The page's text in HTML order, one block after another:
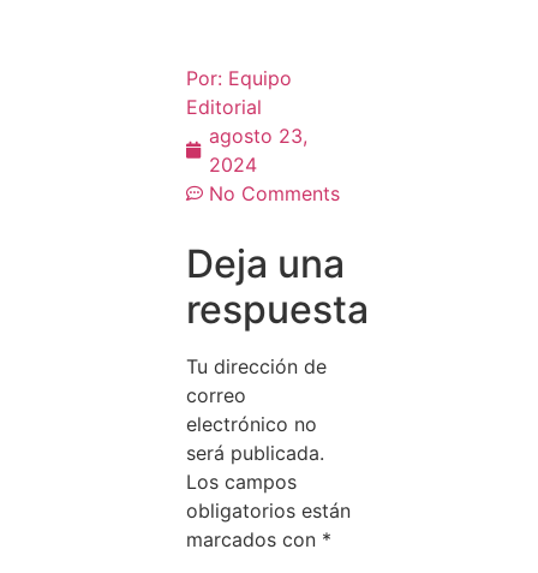
Por: Equipo
Editorial
agosto 23,
2024
No Comments
Deja una
respuesta
Tu dirección de
correo
electrónico no
será publicada.
Los campos
obligatorios están
marcados con *